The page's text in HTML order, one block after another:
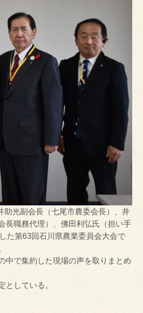
助光副会長（七尾市農委会長）、井
長職務代理）、佛田利弘氏（担い手
た第63回石川県農業委員会大会で
中で集約した現場の声を取りまとめ
している。